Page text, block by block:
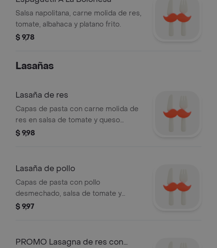
Salsa napolitana, carne molida de res,
tomate, albahaca y platano frito.
$ 9,78
Lasañas
Lasaña de res
Capas de pasta con carne molida de
res en salsa de tomate y queso
gratinado.
$ 9,98
Lasaña de pollo
Capas de pasta con pollo
desmechado, salsa de tomate y
queso gratinado.
$ 9,97
PROMO Lasagna de res con